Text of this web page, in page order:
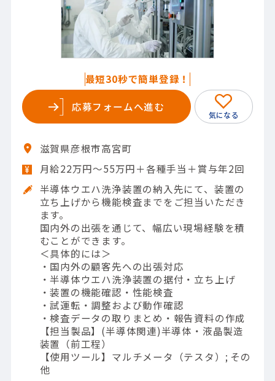
最短30秒で簡単登録！
応募フォームへ進む
滋賀県彦根市高宮町
月給22万円～55万円＋各種手当＋賞与年2回
半導体ウエハ洗浄装置の納入先にて、装置の
立ち上げから機能検査までをご担当いただき
ます。
国内外の出張を通じて、幅広い現場経験を積
むことができます。
＜具体的には＞
・国内外の顧客先への出張対応
・半導体ウエハ洗浄装置の据付・立ち上げ
・装置の機能確認・性能検査
・試運転・調整および動作確認
・検査データの取りまとめ・報告資料の作成
【担当製品】(半導体関連)半導体・液晶製造
装置（前工程）
【使用ツール】マルチメータ（テスタ）; その
他